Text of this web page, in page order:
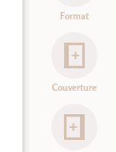
Format
Couverture